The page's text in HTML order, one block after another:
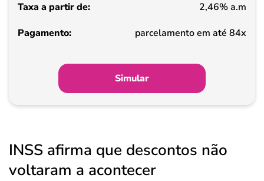
2,46% a.m
parcelamento em até 84x
Simular
INSS afirma que descontos não
voltaram a acontecer